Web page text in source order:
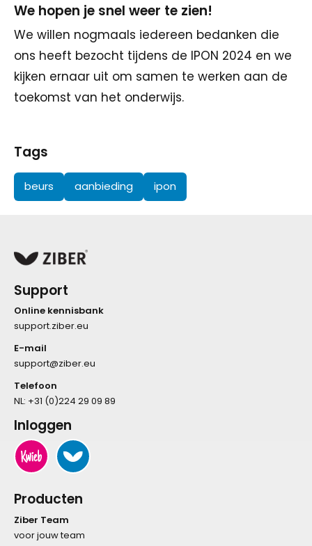
We hopen je snel weer te zien!
We willen nogmaals iedereen bedanken die
ons heeft bezocht tijdens de IPON 2024 en we
kijken ernaar uit om samen te werken aan de
toekomst van het onderwijs.
Tags
beurs aanbieding ipon
Support
Online kennisbank
support.ziber.eu
E-mail
support@ziber.eu
Telefoon
NL: +31 (0)224 29 09 89
Inloggen
Producten
Ziber Team
voor jouw team